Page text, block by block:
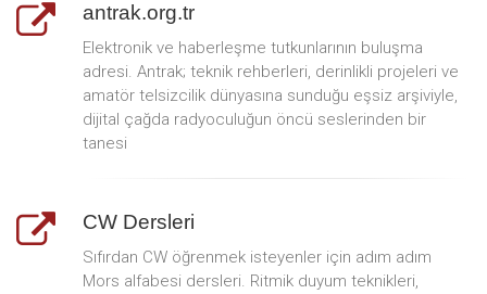
antrak.org.tr
Elektronik ve haberleşme tutkunlarının buluşma
adresi. Antrak; teknik rehberleri, derinlikli projeleri ve
amatör telsizcilik dünyasına sunduğu eşsiz arşiviyle,
dijital çağda radyoculuğun öncü seslerinden bir
tanesi
CW Dersleri
Sıfırdan CW öğrenmek isteyenler için adım adım
Mors alfabesi dersleri. Ritmik duyum teknikleri,